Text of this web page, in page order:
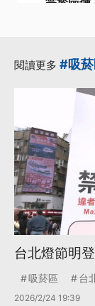
閱讀更多 #吸
台北燈節明
吸菸區 台
2026/2/24 19:39